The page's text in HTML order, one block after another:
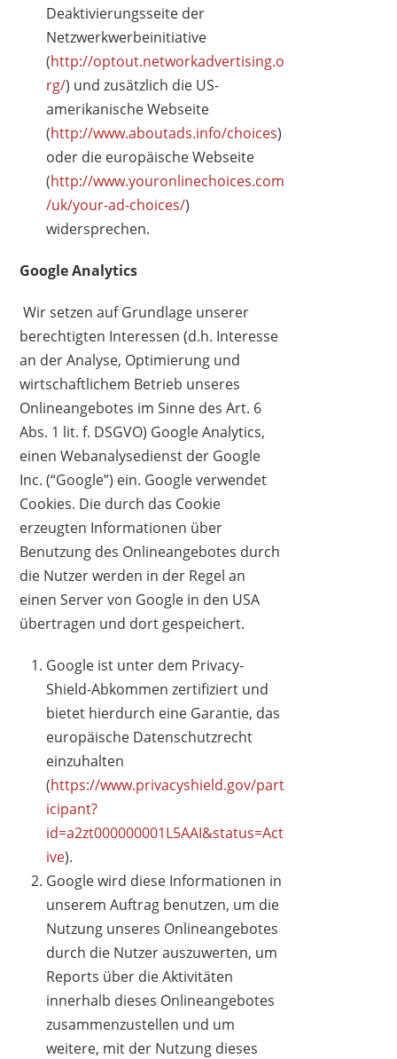
Deaktivierungsseite der
Netzwerkwerbeinitiative
(http://optout.networkadvertising.o
rg/) und zusätzlich die US-
amerikanische Webseite
(http://www.aboutads.info/choices)
oder die europäische Webseite
(http://www.youronlinechoices.com
/uk/your-ad-choices/)
widersprechen.
Google Analytics
Wir setzen auf Grundlage unserer
berechtigten Interessen (d.h. Interesse
an der Analyse, Optimierung und
wirtschaftlichem Betrieb unseres
Onlineangebotes im Sinne des Art. 6
Abs. 1 lit. f. DSGVO) Google Analytics,
einen Webanalysedienst der Google
Inc. (“Google”) ein. Google verwendet
Cookies. Die durch das Cookie
erzeugten Informationen über
Benutzung des Onlineangebotes durch
die Nutzer werden in der Regel an
einen Server von Google in den USA
übertragen und dort gespeichert.
Google ist unter dem Privacy-
Shield-Abkommen zertifiziert und
bietet hierdurch eine Garantie, das
europäische Datenschutzrecht
einzuhalten
(https://www.privacyshield.gov/part
icipant?
id=a2zt000000001L5AAI&status=Act
ive).
Google wird diese Informationen in
unserem Auftrag benutzen, um die
Nutzung unseres Onlineangebotes
durch die Nutzer auszuwerten, um
Reports über die Aktivitäten
innerhalb dieses Onlineangebotes
zusammenzustellen und um
weitere, mit der Nutzung dieses